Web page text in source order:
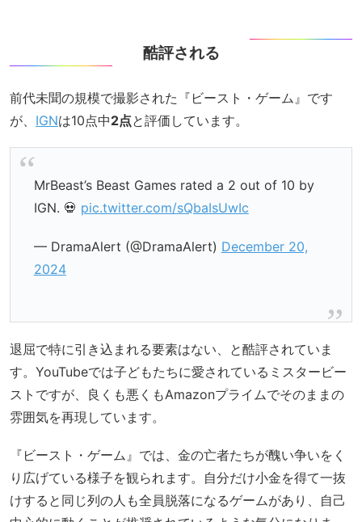
酷評される
前代未聞の規模で撮影された『ビースト・ゲーム』です
が、 IGNは10点中2点と評価しています。
MrBeast’s Beast Games rated a 2 out of 10 by
IGN. 💀 pic.twitter.com/sQbaIsUwIc
— DramaAlert (@DramaAlert) December 20,
2024
退屈で特に引き込まれる要素はない、と酷評されていま
す。YouTubeでは子どもたちに愛されているミスタービー
ストですが、良くも悪くもAmazonプライムでそのままの
雰囲気を再現しています。
『ビースト・ゲーム』では、金の亡者たちが醜い争いをく
り広げている様子を観られます。自分だけ小金を得て一抜
けすると同じ列の人も全員脱落になるゲームがあり、自己